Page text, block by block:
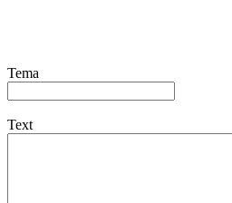
Tema
Text